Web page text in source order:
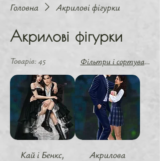
Головна Акрилові фігурки
Акрилові фігурки
Товарів: 45 Фільтри і сортування
Кай і Бенкс,
Акрилова